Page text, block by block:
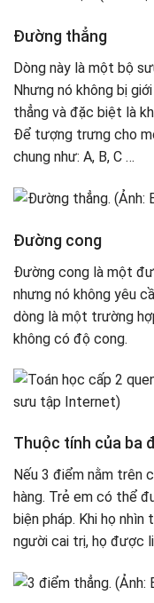
Đường thẳng
Dòng này là một bộ
Nhưng nó không bị
thẳng và đặc biệt là
Để tượng trưng cho
chung như: A, B, C …
Đường cong
Đường cong là một
nhưng nó không yêu
dòng là một trường
không có độ cong.
Thuộc tính của ba
Nếu 3 điểm nằm trên
hàng. Trẻ em có thể
biện pháp. Khi họ
người cai trị, họ được